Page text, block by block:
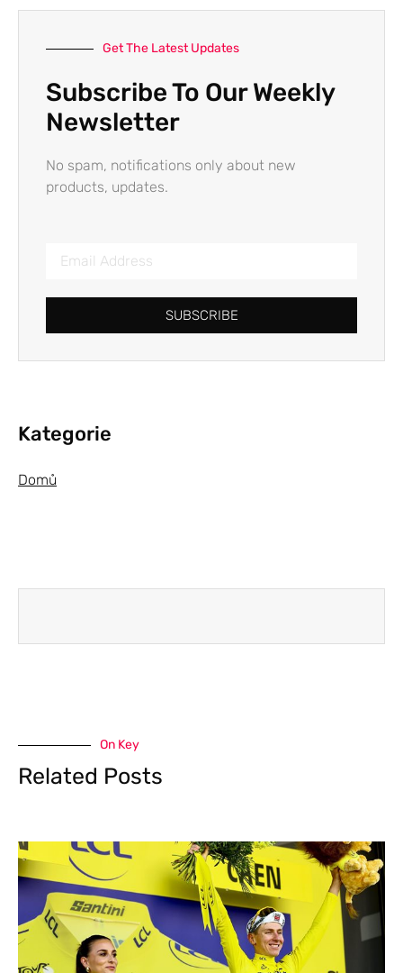
Get The Latest Updates
Subscribe To Our Weekly
Newsletter
No spam, notifications only about new
products, updates.
SUBSCRIBE
Kategorie
Domů
On Key
Related Posts